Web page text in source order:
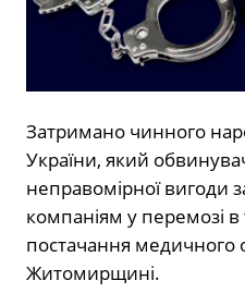
Затримано чинного
України, який
неправомірної вигоди
компаніям у перемозі
постачання медичного
Житомирщині.